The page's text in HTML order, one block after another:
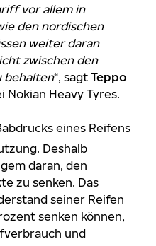
vor allem in
den nordischen
weiter daran
zwischen den
behalten“, sagt Teppo
Nokian Heavy Tyres.
eines Reifens
Deshalb
daran, den
zu senken. Das
seiner Reifen
senken können,
und